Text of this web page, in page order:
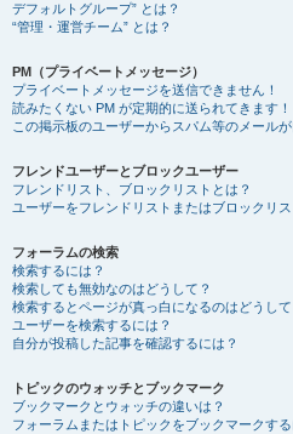
デフォルトグループ” とは？
“管理・運営チーム” とは？
PM（プライベートメッセージ）
プライベートメッセージを送信できません！
読みたくない PM が定期的に送られてきます！
この掲示板のユーザーからスパム等のメール
フレンドユーザーとブロックユーザー
フレンドリスト、ブロックリストとは？
ユーザーをフレンドリストまたはブロックリ
フォーラムの検索
検索するには？
検索しても無効なのはどうして？
検索するとページが真っ白になるのはどうして
ユーザーを検索するには？
自分が投稿した記事を確認するには？
トピックのウォッチとブックマーク
ブックマークとウォッチの違いは？
フォーラムまたはトピックをブックマークする